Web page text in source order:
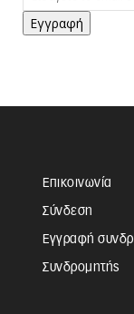
Εγγραφή
Επικοινωνία
Σύνδεση
Εγγραφή
Συνδρομητής